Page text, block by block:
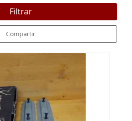
Filtrar
Compartir